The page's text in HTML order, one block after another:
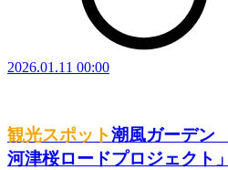
2026.01.11 00:00
観光スポット潮風ガーデ
河津桜ロードプロ